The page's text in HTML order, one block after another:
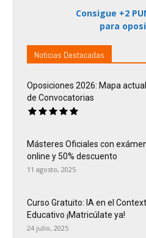
Consigue +2
para
Noticias Destacadas
Oposiciones 2026: Mapa
de Convocatorias
Másteres Oficiales con
online y 50% descuento
11 agosto, 2025
Curso Gratuito: IA en el
Educativo ¡Matricúlate ya!
24 julio, 2025